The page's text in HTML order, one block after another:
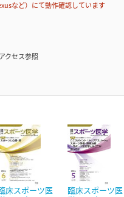
など）にて動作確認しています
クセス参照
床スポーツ医
臨床スポーツ医